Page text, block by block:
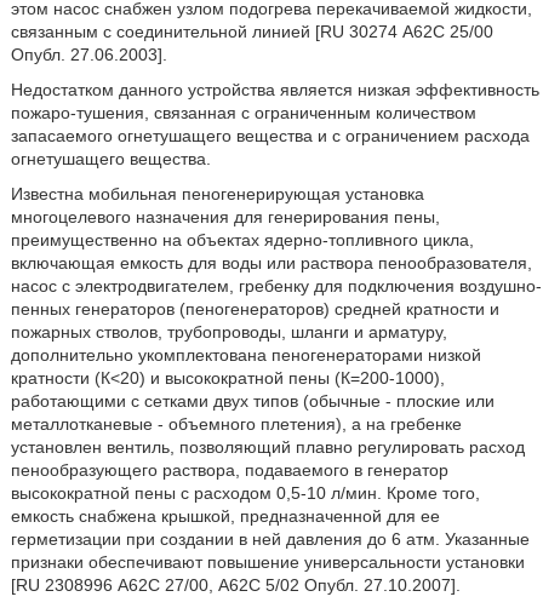
этом насос снабжен узлом подогрева перекачиваемой жидкости,
связанным с соединительной линией [RU 30274 А62С 25/00
Опубл. 27.06.2003].
Недостатком данного устройства является низкая эффективность
пожаро-тушения, связанная с ограниченным количеством
запасаемого огнетушащего вещества и с ограничением расхода
огнетушащего вещества.
Известна мобильная пеногенерирующая установка
многоцелевого назначения для генерирования пены,
преимущественно на объектах ядерно-топливного цикла,
включающая емкость для воды или раствора пенообразователя,
насос с электродвигателем, гребенку для подключения воздушно-
пенных генераторов (пеногенераторов) средней кратности и
пожарных стволов, трубопроводы, шланги и арматуру,
дополнительно укомплектована пеногенераторами низкой
кратности (К<20) и высокократной пены (К=200-1000),
работающими с сетками двух типов (обычные - плоские или
металлотканевые - объемного плетения), а на гребенке
установлен вентиль, позволяющий плавно регулировать расход
пенообразующего раствора, подаваемого в генератор
высокократной пены с расходом 0,5-10 л/мин. Кроме того,
емкость снабжена крышкой, предназначенной для ее
герметизации при создании в ней давления до 6 атм. Указанные
признаки обеспечивают повышение универсальности установки
[RU 2308996 А62С 27/00, А62С 5/02 Опубл. 27.10.2007].